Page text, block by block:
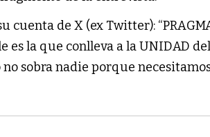
cuenta de X (ex Twitter):
es la que conlleva a la UNIDAD
sobra nadie porque